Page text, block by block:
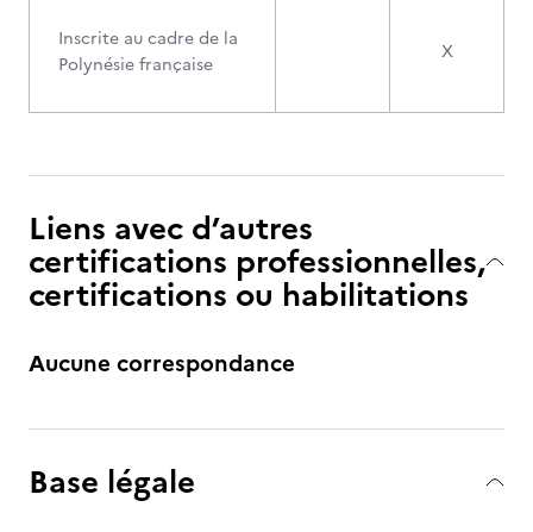
Inscrite au cadre de la
Polynésie française
X
Liens avec d’autres
certifications professionnelles,
certifications ou habilitations
Aucune correspondance
Base légale